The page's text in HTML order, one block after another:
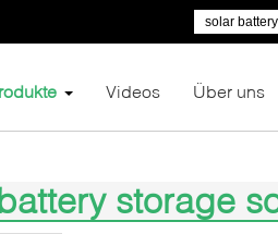
Videos Über uns
storage